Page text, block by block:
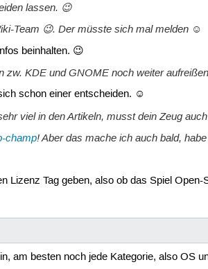
lassen. 😉
Team 😉. Der müsste sich mal melden ☺
beinhalten. 😉
zw. KDE und GNOME noch weiter
schon einer entscheiden. ☺
viel in den Artikeln, musst dein Zeug
champ! Aber das mache ich auch bald,
Lizenz Tag geben, also ob das Spiel
am besten noch jede Kategorie, also OS